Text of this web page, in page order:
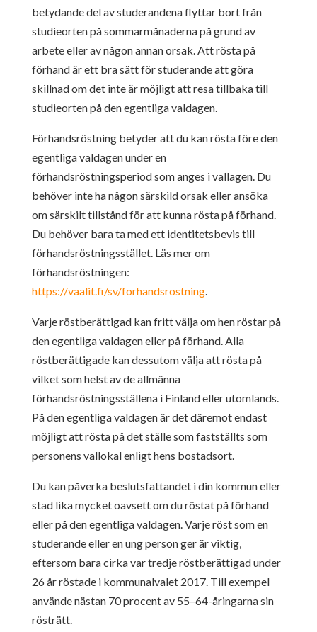
betydandedel av studerandena flyttar bort från
studieorten på sommarmånaderna på grundav
arbete eller av någon annan orsak. Att rösta på
förhand är ett bra sätt förstuderande att göra
skillnad om det inte är möjligt att resa tillbaka till
studieorten på den egentliga valdagen.
Förhandsröstning betyder att du kan rösta före den
egentliga valdagen under en
förhandsröstningsperiod som anges i vallagen. Du
behöver inte ha någonsärskild orsak eller ansöka
om särskilt tillstånd för att kunna rösta på förhand.
Du behöver bara ta med ett identitetsbevis till
förhandsröstningsstället. Läs mer om
förhandsröstningen:
https://vaalit.fi/sv/forhandsrostning.
Varje röstberättigad kan fritt välja om hen röstar på
den egentliga valdagen ellerpå förhand. Alla
röstberättigade kan dessutom välja att rösta på
vilket som helstav de allmänna
förhandsröstningsställena i Finland eller utomlands.
På denegentliga valdagen är det däremot endast
möjligt att rösta på det ställe somfastställts som
personens vallokal enligt hens bostadsort.
Du kan påverka beslutsfattandet i din kommun eller
stad lika mycket oavsett omdu röstat på förhand
eller på den egentliga valdagen. Varje röst som en
studerande eller en ung person ger är viktig,
eftersom bara cirka var tredjeröstberättigad under
26 år röstade i kommunalvalet 2017. Till exempel
användenästan 70 procent av 55–64-åringarna sin
rösträtt.